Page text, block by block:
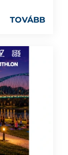
TOVÁBB